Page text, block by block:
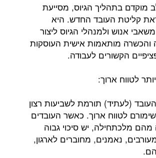
מוקדם בתהליך הגיוס, מסייעת
קליטת העובד החדש. היא
אנוש ולמנהלי הגיוס ליצור
והכשרה מותאמות אישית העוסקות
הקשורים לעבודה.
(לעתיד) תורמת לשביעות רצון
לטווח ארוך. כאשר העובדים
מלכתחילה, יש סיכוי גבוה
נאמנים, מחוברים לארגון,